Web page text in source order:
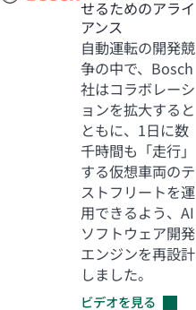
せるためのアライ
アンス
自動運転の開発競
争の中で、Bosch
社はコラボレーシ
ョンを拡大すると
ともに、1日に数
千時間も「走行」
する仮想車両のテ
ストフリートを運
用できるよう、AI
ソフトウェア開発
エンジンを再設計
しました。
ビデオを見る